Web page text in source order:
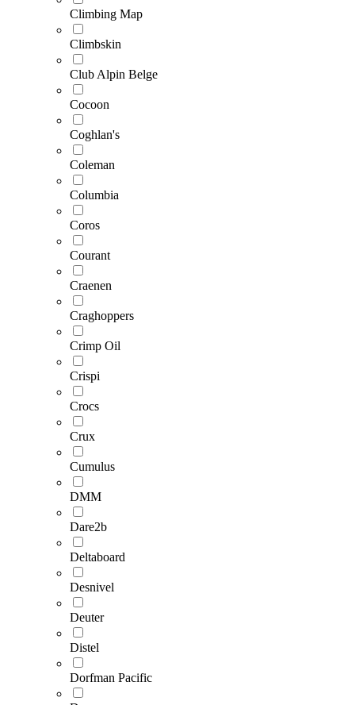
Climbing Map
Climbskin
Club Alpin Belge
Cocoon
Coghlan's
Coleman
Columbia
Coros
Courant
Craenen
Craghoppers
Crimp Oil
Crispi
Crocs
Crux
Cumulus
DMM
Dare2b
Deltaboard
Desnivel
Deuter
Distel
Dorfman Pacific